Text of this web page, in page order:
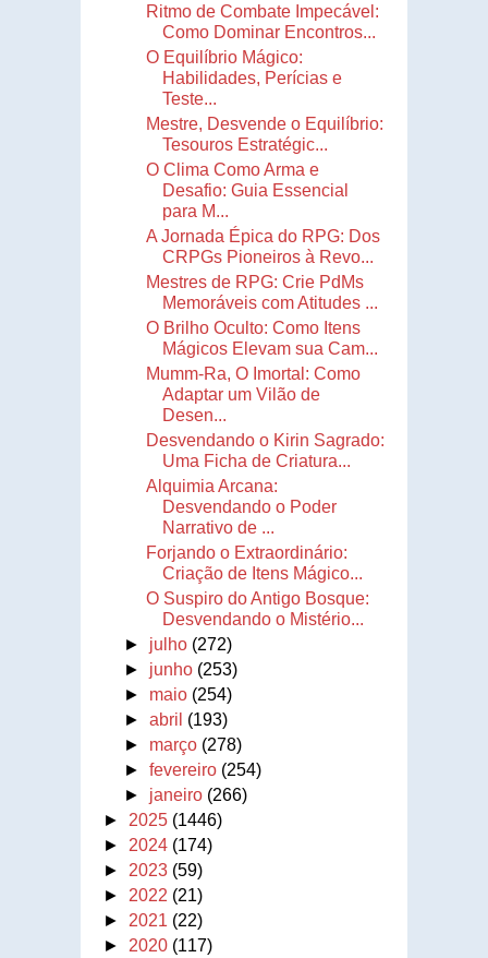
Ritmo de Combate Impecável:
Como Dominar Encontros...
O Equilíbrio Mágico:
Habilidades, Perícias e
Teste...
Mestre, Desvende o Equilíbrio:
Tesouros Estratégic...
O Clima Como Arma e
Desafio: Guia Essencial
para M...
A Jornada Épica do RPG: Dos
CRPGs Pioneiros à Revo...
Mestres de RPG: Crie PdMs
Memoráveis com Atitudes ...
O Brilho Oculto: Como Itens
Mágicos Elevam sua Cam...
Mumm-Ra, O Imortal: Como
Adaptar um Vilão de
Desen...
Desvendando o Kirin Sagrado:
Uma Ficha de Criatura...
Alquimia Arcana:
Desvendando o Poder
Narrativo de ...
Forjando o Extraordinário:
Criação de Itens Mágico...
O Suspiro do Antigo Bosque:
Desvendando o Mistério...
► julho (272)
► junho (253)
► maio (254)
►abril (193)
► março (278)
►fevereiro (254)
► janeiro (266)
► 2025 (1446)
► 2024 (174)
► 2023 (59)
► 2022 (21)
► 2021 (22)
► 2020 (117)